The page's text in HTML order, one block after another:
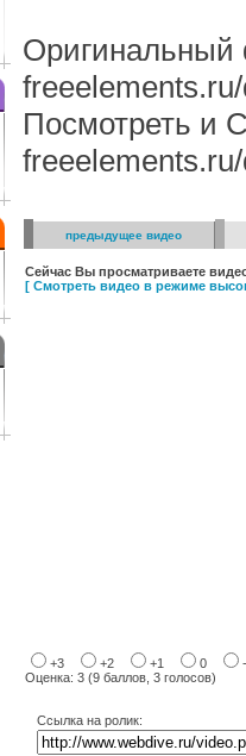
Посмотреть и
предыдущее видео
Сейчас Вы просматриваете
[ Смотреть видео в режиме
+3 +2 +1 0
Оценка: 3 (9 баллов, 3 голосов)
Ссылка на ролик: